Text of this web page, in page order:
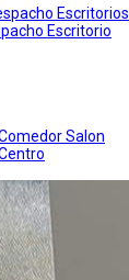
Escritorios
Escritorio
Salon